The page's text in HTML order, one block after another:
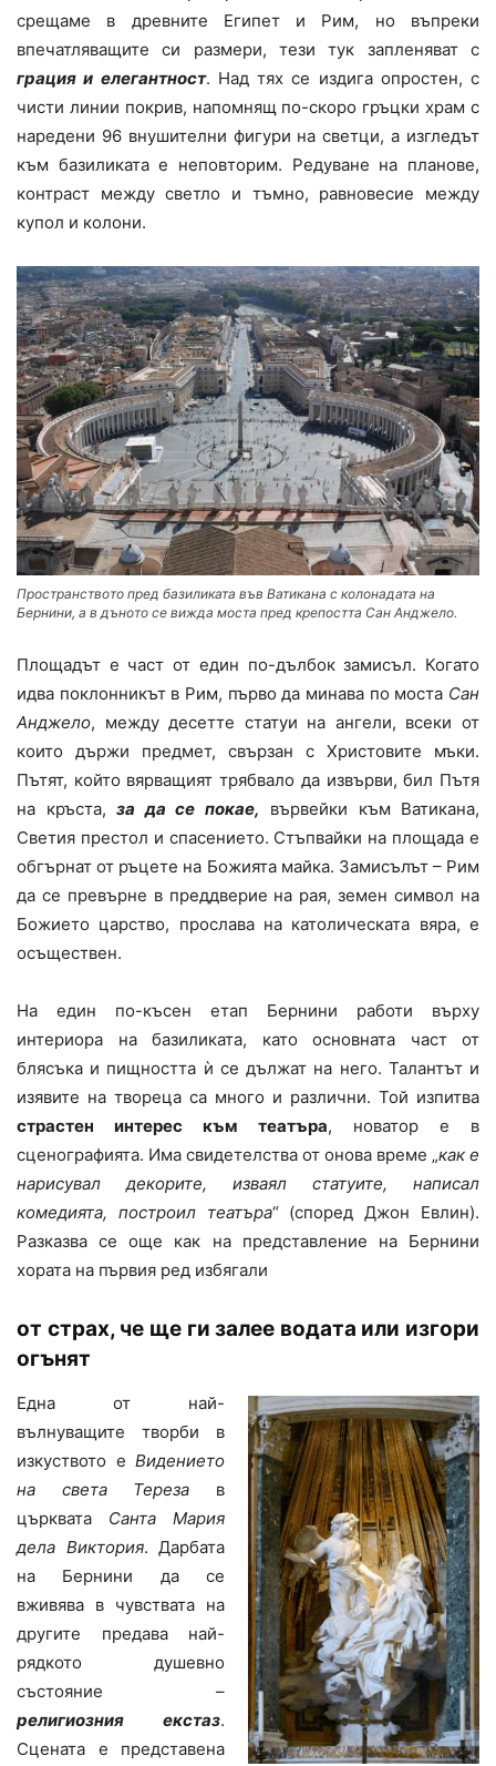
срещаме в древните Египет и Рим, но въпреки
впечатляващите си размери, тези тук запленяват с
грация и елегантност. Над тях се издига опростен, с
чисти линии покрив, напомнящ по-скоро гръцки храм с
наредени 96 внушителни фигури на светци, а изгледът
към базиликата е неповторим. Редуване на планове,
контраст между светло и тъмно, равновесие между
купол и колони.
Пространството пред базиликата във Ватикана с колонадата на
Бернини, а в дъното се вижда моста пред крепостта Сан Анджело.
Площадът е част от един по-дълбок замисъл. Когато
идва поклонникът в Рим, първо да минава по моста Сан
Анджело, между десетте статуи на ангели, всеки от
които държи предмет, свързан с Христовите мъки.
Пътят, който вярващият трябвало да извърви, бил Пътя
на кръста, за да се покае, вървейки към Ватикана,
Светия престол и спасението. Стъпвайки на площада е
обгърнат от ръцете на Божията майка. Замисълът – Рим
да се превърне в преддверие на рая, земен символ на
Божието царство, прослава на католическата вяра, е
осъществен.
На един по-късен етап Бернини работи върху
интериора на базиликата, като основната част от
блясъка и пищността ѝ се дължат на него. Талантът и
изявите на твореца са много и различни. Той изпитва
страстен интерес към театъра, новатор е в
сценографията. Има свидетелства от онова време „как е
нарисувал декорите, изваял статуите, написал
комедията, построил театъра“ (според Джон Евлин).
Разказва се още как на представление на Бернини
хората на първия ред избягали
от страх, че ще ги залее водата или изгори
огънят
Една от най-
вълнуващите творби в
изкуството е Видението
на света Тереза в
църквата Санта Мария
дела Виктория. Дарбата
на Бернини да се
вживява в чувствата на
другите предава най-
рядкото душевно
състояние –
религиозния екстаз.
Сцената е представена